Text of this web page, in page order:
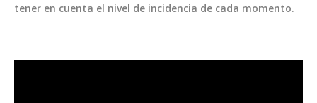
tener en cuenta el nivel de incidencia de cada momento.